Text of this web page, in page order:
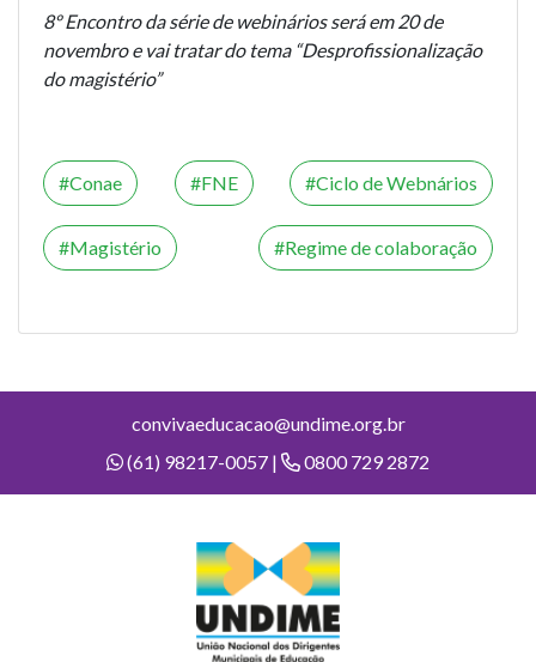
8º Encontro da série de webinários será em 20 de
novembro e vai tratar do tema “Desprofissionalização
do magistério”
Conae FNE Ciclo de Webnários
Magistério Regime de colaboração
convivaeducacao@undime.org.br
(61) 98217-0057 |
0800 729 2872